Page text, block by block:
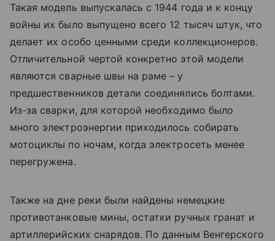
Такая модель выпускалась с 1944 года и к концу
войны их было выпущено всего 12 тысяч штук, что
делает их особо ценными среди коллекционеров.
Отличительной чертой конкретно этой модели
являются сварные швы на раме – у
предшественников детали соединялись болтами.
Из-за сварки, для которой необходимо было
много электроэнергии приходилось собирать
мотоциклы по ночам, когда электросеть менее
перегружена.
Также на дне реки были найдены немецкие
противотанковые мины, остатки ручных гранат и
артиллерийских снарядов. По данным Венгерского